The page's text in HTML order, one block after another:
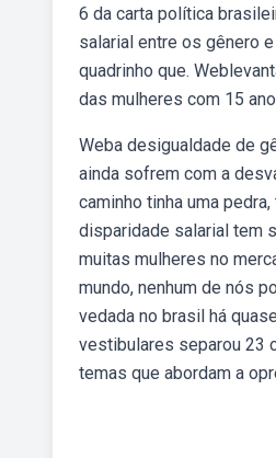
6 da carta política
salarial entre os gênero
quadrinho que.
das mulheres com 15
Weba desigualdade de
ainda sofrem com a
caminho tinha uma
disparidade salarial tem
muitas mulheres no
mundo, nenhum de nós
vedada no brasil há
vestibulares separou 23
temas que abordam a